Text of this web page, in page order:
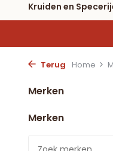
Kruiden en
Terug Home
Merken
Merken